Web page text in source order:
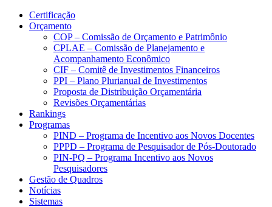
Certificação
Orçamento
COP – Comissão de Orçamento e Patrimônio
CPLAE – Comissão de Planejamento e
Acompanhamento Econômico
CIF – Comitê de Investimentos Financeiros
PPI – Plano Plurianual de Investimentos
Proposta de Distribuição Orçamentária
Revisões Orçamentárias
Rankings
Programas
PIND – Programa de Incentivo aos Novos Docentes
PPPD – Programa de Pesquisador de Pós-Doutorado
PIN-PQ – Programa Incentivo aos Novos
Pesquisadores
Gestão de Quadros
Notícias
Sistemas